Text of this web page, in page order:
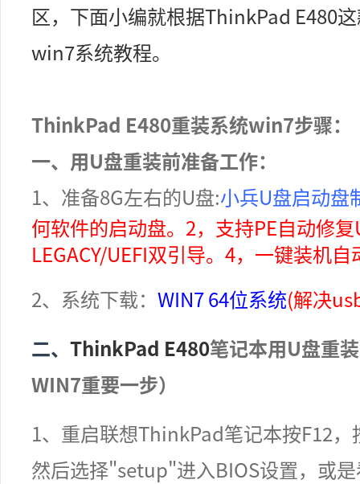
区，下面小编就根据ThinkPad E480
win7系统教程。
ThinkPad E480重装系统win7步骤：
一、用U盘重装前准备工作：
1、准备8G左右的U盘:小兵U盘启动盘
何软件的启动盘。2，支持PE自动修
LEGACY/UEFI双引导。4，一键装机
2、系统下载： WIN7 64位系统(解决
二、 ThinkPad E480笔记本用U盘重装
WIN7重要一步）
1、重启联想ThinkPad笔记本按F12，
然后选择"setup"进入BIOS设置，或